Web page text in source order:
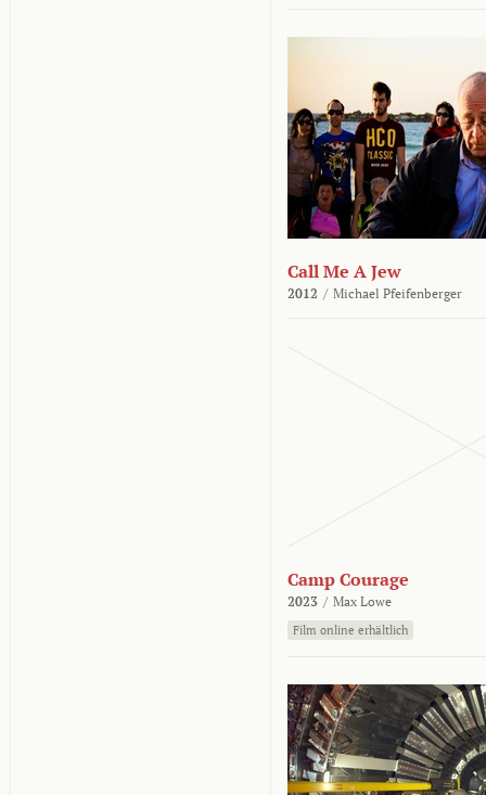
Call Me A Jew
2012 / Michael Pfeifenberger
Camp Courage
2023 / Max Lowe
Film online erhältlich